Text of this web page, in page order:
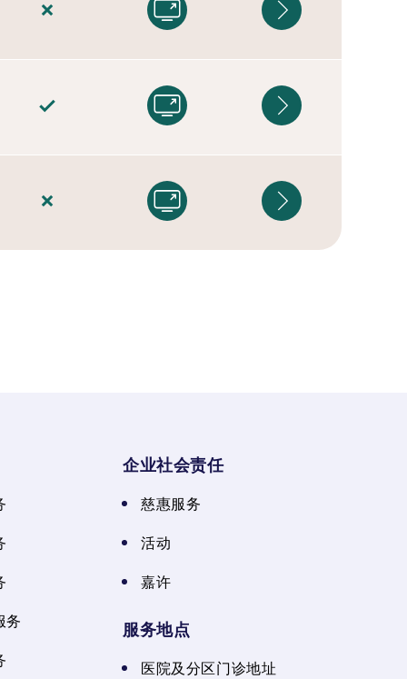
务
企业社会责任
慈惠服务
活动
嘉许
服务地点
医院及分区门诊地址